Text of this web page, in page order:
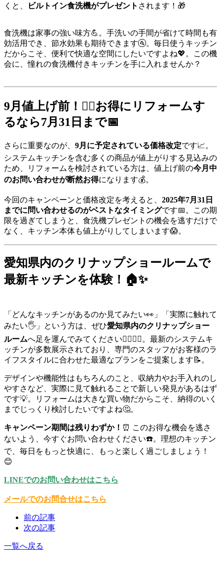
くと、
ビルトイン食洗機がプレゼント されます！🎁
食洗機は家事の強い味方💪。手洗いの手間が省けて時間も有
効活用でき、節水効果も期待できます🚰。毎日使うキッチン
だからこそ、便利で快適な空間にしたいですよね💖。この機
会に、憧れの食洗機付きキッチンを手に入れませんか？
9月値上げ前！🏃‍♀️お得にリフォームす
るなら7月31日まで📅
さらに重要なのが、 9月に予定されている価格改定です📈。
システムキッチンを含む多くの商品が値上がりする見込みの
ため、リフォームを検討されている方は、値上げ前の今月中
のお問い合わせが断然お得になります💰。
今回のキャンペーンと価格改定を考えると、 2025年7月31日
までに問い合わせるのがベストなタイミングです📅。この期
限を過ぎてしまうと、食洗機プレゼントの機会を逃すだけで
なく、キッチン本体も値上がりしてしまいます😱。
愛知県内のクリナップショールームで
最新キッチンを体験！🏠✨
「どんなキッチンがあるのか見てみたい👀」「実際に触れて
みたい🖐️」という方は、ぜひ愛知県内のクリナップショー
ルームへ足を運んでみてください🚶‍♀️🚶‍♂️。最新のシステムキ
ッチンが多数展示されており、専門のスタッフがお客様のラ
イフスタイルに合わせた最適なプランをご提案します📝。
デザインや機能性はもちろんのこと、収納力やお手入れのし
やすさなど、実際に見て触れることで新しい発見があるはず
です💡。リフォームは大きな買い物だからこそ、納得のいく
までじっくり検討したいですよね🤔。
キャンペーン期間は残りわずか！ ⏰ このお得な機会を逃さ
ないよう、今すぐお問い合わせください☎️。理想のキッチン
で、毎日をもっと快適に、もっと楽しく過ごしましょう！
😊
LINEでのお問い合わせはこちら
メールでのお問合せはこちら
前の記事
次の記事
一覧へ戻る